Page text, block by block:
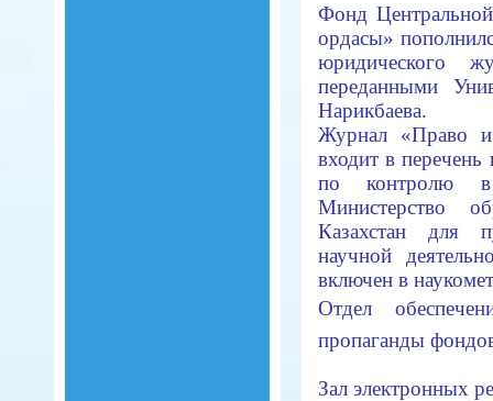
Фонд
ордасы»
юридического
переданными
Нарикбаева.
Журнал «Право и
входит в
по контролю
Министерство
Казахстан для
научной
включен в
Отдел
пропаганды
Зал электронных